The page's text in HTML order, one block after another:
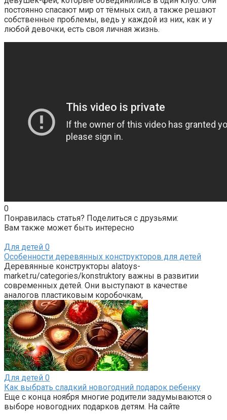
постоянно спасают мир от тёмных сил, а также решают
собственные проблемы, ведь у каждой из них, как и у
любой девочки, есть своя личная жизнь.
0
Понравилась статья? Поделиться с друзьями:
Вам также может быть интересно
Для детей 0
Особенности деревянных конструкторов для детей
Деревянные конструкторы alatoys-
market.ru/categories/konstruktory важны в развитии
современных детей. Они выступают в качестве
аналогов пластиковым коробочкам,
Для детей 0
Как выбрать сладкий новогодний подарок ребенку
Еще с конца ноября многие родители задумываются о
выборе новогодних подарков детям. На сайте